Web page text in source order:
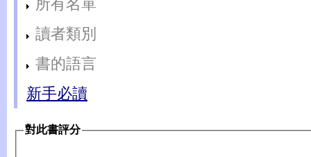
所有名單
讀者類別
書的語言
新手必讀
對此書評分